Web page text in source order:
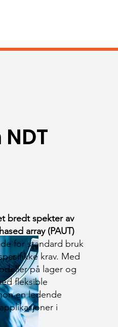
bredt spekter av
array (PAUT)
for standard bruk
krav. Med
på lager og
fleksible
en ledende
i